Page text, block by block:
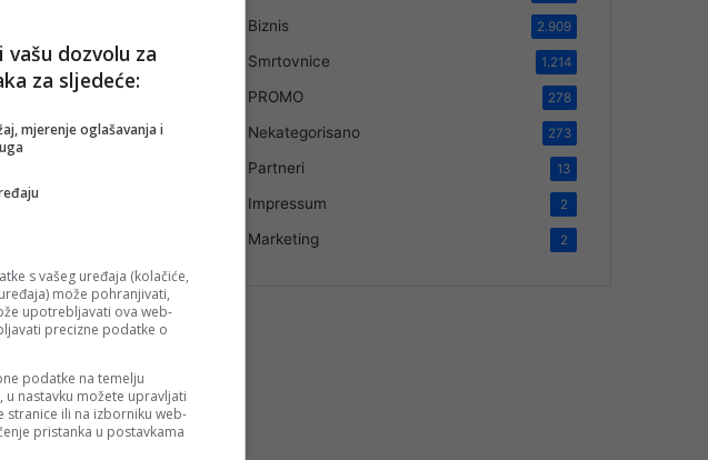
jedan Židov ne
ostane,
koji vas
Biznis 2.909
Smrtovnice 1.214
PROMO 278
Nekategorisano 273
Partneri 13
Impressum 2
Marketing 2
dozvolu za
za sljedeće:
mjerenje oglašavanja i
s vašeg uređaja (kolačiće,
može pohranjivati,
upotrebljavati ova web-
precizne podatke o
podatke na temelju
u nastavku možete upravljati
stranice ili na izborniku web-
pristanka u postavkama